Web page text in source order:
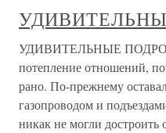
УДИВИТЕЛЬНЫЕ
потепление отношений,
рано. По-прежнему
газопроводом и
никак не могли